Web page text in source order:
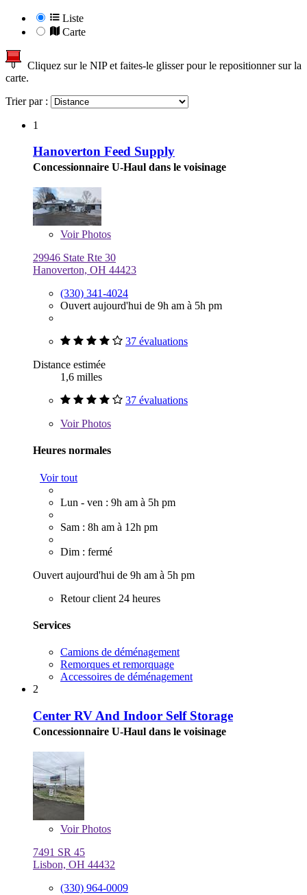
Liste
Carte
Cliquez sur le NIP et faites-le glisser pour le repositionner sur la
carte.
Trier par :
1
Hanoverton Feed Supply
Concessionnaire U-Haul dans le voisinage
VoirPhotos
29946 State Rte 30
Hanoverton, OH 44423
(330) 341-4024
Ouvert aujourd'hui de 9h am à 5h pm
37 évaluations
Distance estimée
1,6 milles
37 évaluations
VoirPhotos
Heures normales
Voir tout
Lun - ven : 9h am à 5h pm
Sam : 8h am à 12h pm
Dim : fermé
Ouvert aujourd'hui de 9h am à 5h pm
Retour client 24 heures
Services
Camions de déménagement
Remorques et remorquage
Accessoires de déménagement
2
Center RV And Indoor Self Storage
Concessionnaire U-Haul dans le voisinage
VoirPhotos
7491 SR 45
Lisbon, OH 44432
(330) 964-0009